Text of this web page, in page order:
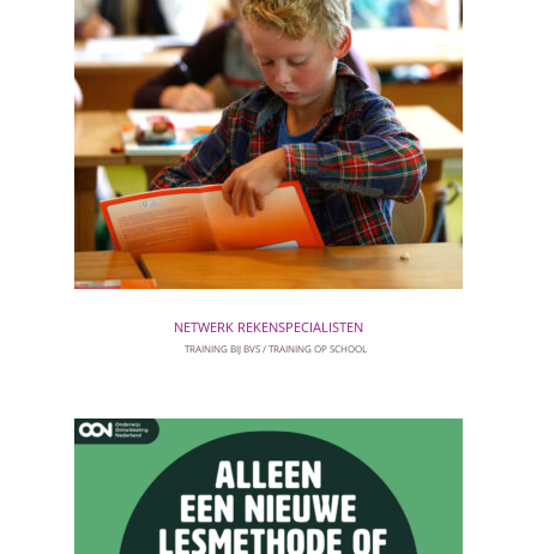
NETWERK REKENSPECIALISTEN
TRAINING BIJ BVS TRAINING OP SCHOOL